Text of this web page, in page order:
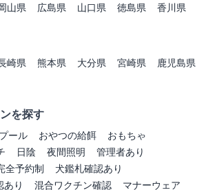
山県 広島県 山口県 徳島県
香川県
崎県 熊本県 大分県 宮崎県
鹿児島県
を探す
プール おやつの給餌
おもちゃ
日陰 夜間照明
管理者あり
全予約制
犬鑑札確認あり
あり
混合ワクチン確認
マナーウェア